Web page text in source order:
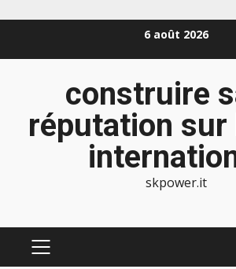
6 août 2026
construire
réputation sur
skpower.it
MENU